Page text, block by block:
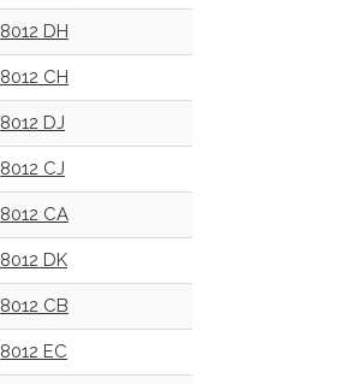
8012 DH
8012 CH
8012 DJ
8012 CJ
8012 CA
8012 DK
8012 CB
8012 EC